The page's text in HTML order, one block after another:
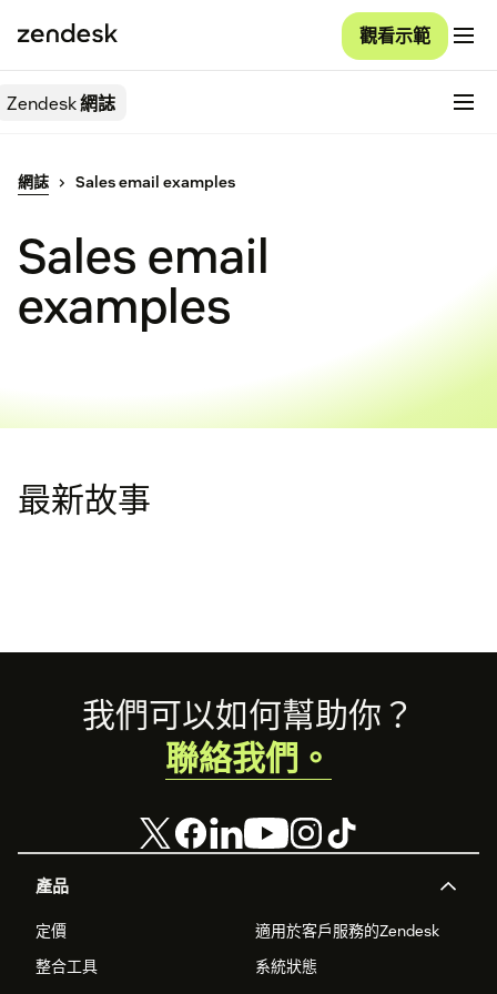
觀看示範
Zendesk網誌
網誌 Sales email examples
Sales email
examples
最新故事
Footer
產品
定價
適用於客戶服務的Zendesk
整合工具
系統狀態
我們可以如何幫助你？
聯絡我們。